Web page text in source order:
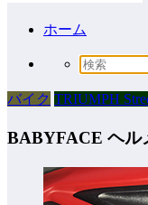
ホーム
バイク TRIUMPH
BABYFACE ヘル